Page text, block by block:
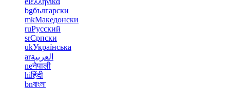
bgбългарски
mkМакедонски
ruРусский
srСрпски
ukУкраїнська
arالعربية
neनेपाली
hiहिंदी
bnবাংলা